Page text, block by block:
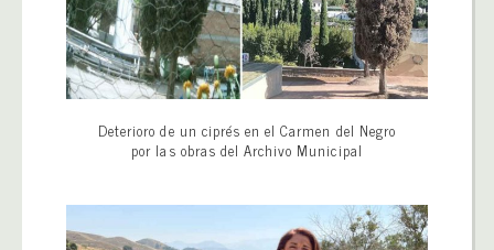
Deterioro de un ciprés en el Carmen del Negro
por las obras del Archivo Municipal